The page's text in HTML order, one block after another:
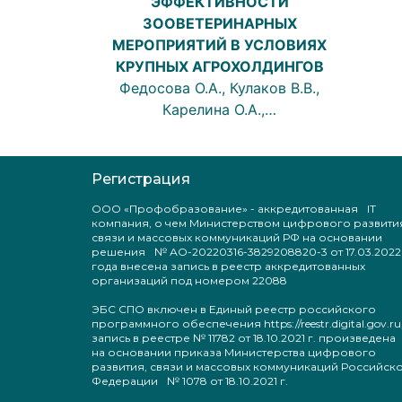
ЗООВЕТЕРИНАРНЫХ
МЕРОПРИЯТИЙ В УСЛОВИЯХ
КРУПНЫХ АГРОХОЛДИНГОВ
Федосова О.А., Кулаков В.В.,
Карелина О.А.,…
Регистрация
ООО «Профобразование» - аккредитованная IT
компания, о чем Министерством цифрового
связи и массовых коммуникаций РФ на основании
решения № АО-20220316-3829208820-3 от 17.03.2022
года внесена запись в реестр аккредитованных
организаций под номером 22088
ЭБС СПО включен в Единый реестр российского
программного обеспечения https://reestr.digital.gov.ru,
запись в реестре № 11782 от 18.10.2021 г. произведена
на основании приказа Министерства цифрового
развития, связи и массовых коммуникаций
Федерации № 1078 от 18.10.2021 г.